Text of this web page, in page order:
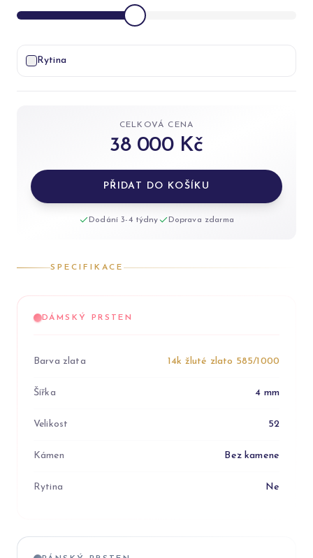
Rytina
CELKOVÁ CENA
38 000 Kč
PŘIDAT DO KOŠÍKU
Dodání 3-4 týdny Doprava zdarma
SPECIFIKACE
DÁMSKÝ PRSTEN
Barva zlata 14k žluté zlato 585/1000
Šířka 4 mm
Velikost 52
Kámen Bez kamene
Rytina Ne